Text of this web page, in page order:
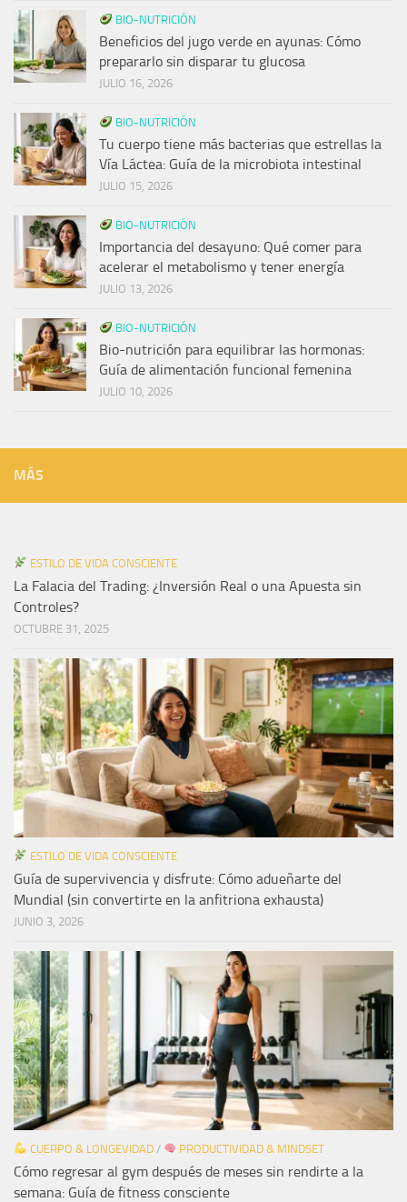
BIO-NUTRICIÓN
Beneficios del jugo verde en ayunas: Cómo
prepararlo sin disparar tu glucosa
JULIO 16, 2026
BIO-NUTRICIÓN
Tu cuerpo tiene más bacterias que estrellas la
Vía Láctea: Guía de la microbiota intestinal
JULIO 15, 2026
BIO-NUTRICIÓN
Importancia del desayuno: Qué comer para
acelerar el metabolismo y tener energía
JULIO 13, 2026
BIO-NUTRICIÓN
Bio-nutrición para equilibrar las hormonas:
Guía de alimentación funcional femenina
JULIO 10, 2026
MÁS
ESTILO DE VIDA CONSCIENTE
La Falacia del Trading: ¿Inversión Real o una Apuesta sin
Controles?
OCTUBRE 31, 2025
ESTILO DE VIDA CONSCIENTE
Guía de supervivencia y disfrute: Cómo adueñarte del
Mundial (sin convertirte en la anfitriona exhausta)
JUNIO 3, 2026
CUERPO & LONGEVIDAD/ PRODUCTIVIDAD & MINDSET
Cómo regresar al gym después de meses sin rendirte a la
semana: Guía de fitness consciente